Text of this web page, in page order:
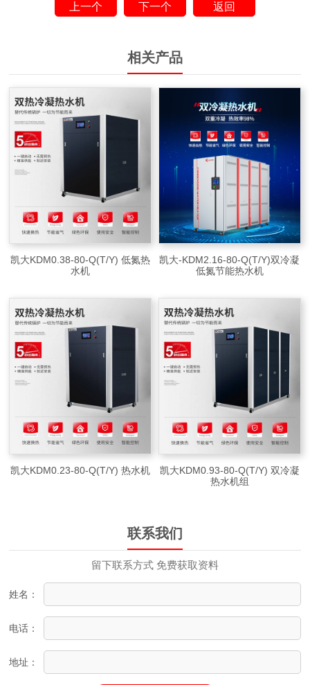
上一个 下一个 返回
相关产品
凯大KDM0.38-80-Q(T/Y) 低氮热
水机
凯大-KDM2.16-80-Q(T/Y)双冷凝
低氮节能热水机
凯大KDM0.23-80-Q(T/Y) 热水机
凯大KDM0.93-80-Q(T/Y) 双冷凝
热水机组
联系我们
留下联系方式 免费获取资料
姓名：
电话：
地址：